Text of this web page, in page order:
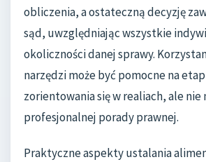
obliczenia, a ostateczną decyzję
sąd, uwzględniając wszystkie
okoliczności danej sprawy.
narzędzi może być pomocne na
zorientowania się w realiach, ale nie
profesjonalnej porady prawnej.
Praktyczne aspekty ustalania